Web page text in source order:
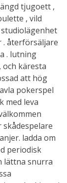
tjugoett ,
, vild
. återförsäljare
. lutning
och käresta
att hög
pokerspel
med leva
ladda om
periodisk
lättna snurra